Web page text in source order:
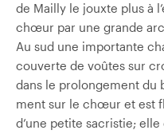
de Mailly le jouxte plus à
chœur par une grande
Au sud une importante
couverte de voûtes sur
dans le prolongement du
ment sur le chœur et est
d’une petite sacristie;